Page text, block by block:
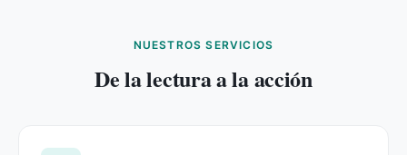
NUESTROS SERVICIOS
De la lectura a la acción